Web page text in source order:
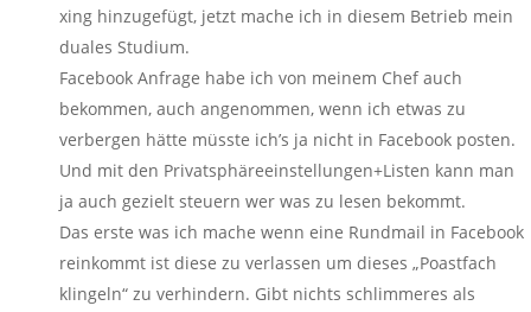
xing hinzugefügt, jetzt mache ich in diesem Betrieb mein
duales Studium.
Facebook Anfrage habe ich von meinem Chef auch
bekommen, auch angenommen, wenn ich etwas zu
verbergen hätte müsste ich’s ja nicht in Facebook posten.
Und mit den Privatsphäreeinstellungen+Listen kann man
ja auch gezielt steuern wer was zu lesen bekommt.
Das erste was ich mache wenn eine Rundmail in Facebook
reinkommt ist diese zu verlassen um dieses „Poastfach
klingeln“ zu verhindern. Gibt nichts schlimmeres als